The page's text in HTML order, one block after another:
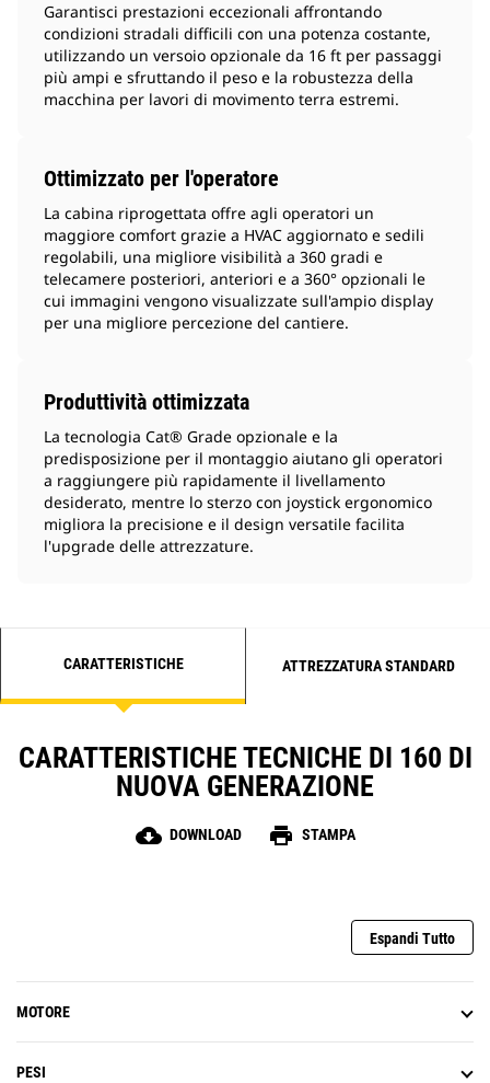
Garantisci prestazioni eccezionali affrontando
condizioni stradali difficili con una potenza costante,
utilizzando un versoio opzionale da 16 ft per passaggi
più ampi e sfruttando il peso e la robustezza della
macchina per lavori di movimento terra estremi.
Ottimizzato per l'operatore
La cabina riprogettata offre agli operatori un
maggiore comfort grazie a HVAC aggiornato e sedili
regolabili, una migliore visibilità a 360 gradi e
telecamere posteriori, anteriori e a 360° opzionali le
cui immagini vengono visualizzate sull'ampio display
per una migliore percezione del cantiere.
Produttività ottimizzata
La tecnologia Cat® Grade opzionale e la
predisposizione per il montaggio aiutano gli operatori
a raggiungere più rapidamente il livellamento
desiderato, mentre lo sterzo con joystick ergonomico
migliora la precisione e il design versatile facilita
l'upgrade delle attrezzature.
CARATTERISTICHE ATTREZZATURA STANDARD
CARATTERISTICHE TECNICHE DI 160 DI
NUOVA GENERAZIONE
cloud_download DOWNLOAD print STAMPA
Espandi Tutto
MOTORE
PESI